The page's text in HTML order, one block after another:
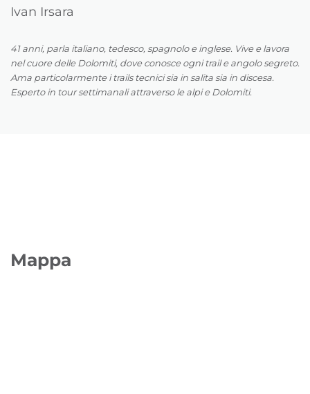
Ivan Irsara
41 anni, parla italiano, tedesco, spagnolo e inglese. Vive e lavora
nel cuore delle Dolomiti, dove conosce ogni trail e angolo segreto.
Ama particolarmente i trails tecnici sia in salita sia in discesa.
Esperto in tour settimanali attraverso le alpi e Dolomiti.
Mappa